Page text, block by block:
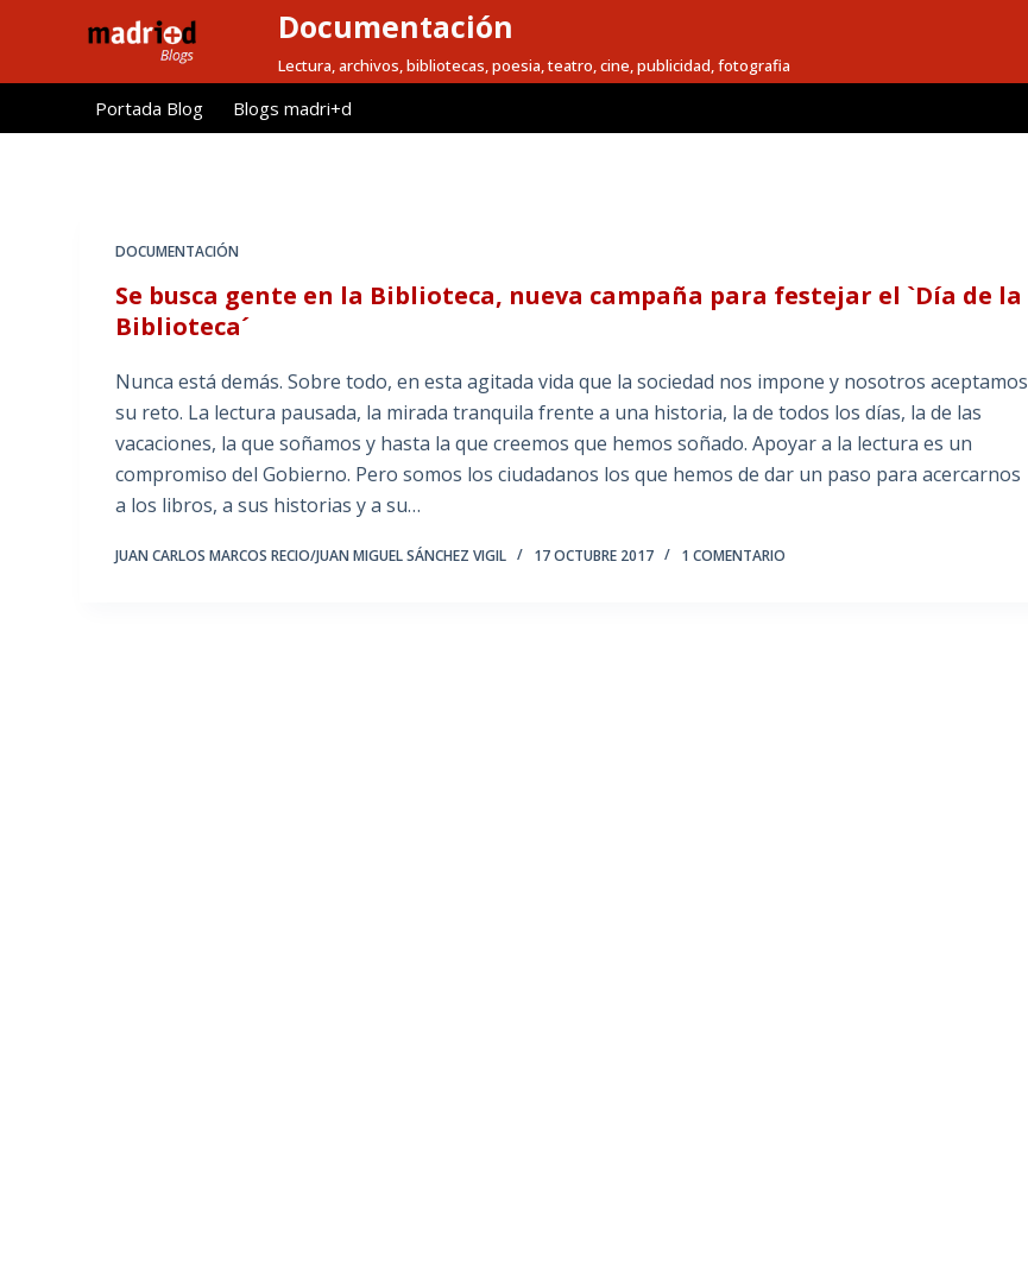
l
Documentación
Lectura, archivos, bibliotecas, poesia, teatro, cine, publicidad, fotografia
Portada Blog Blogs madri+d
DOCUMENTACIÓN
Se busca gente en la Biblioteca, nueva campaña para festejar el `Día de la
Biblioteca´
Nunca está demás. Sobre todo, en esta agitada vida que la sociedad nos impone y nosotros aceptamos
su reto. La lectura pausada, la mirada tranquila frente a una historia, la de todos los días, la de las
vacaciones, la que soñamos y hasta la que creemos que hemos soñado. Apoyar a la lectura es un
compromiso del Gobierno. Pero somos los ciudadanos los que hemos de dar un paso para acercarnos
a los libros, a sus historias y a su…
JUAN CARLOS MARCOS RECIO/JUAN MIGUEL SÁNCHEZ VIGIL 17 OCTUBRE 2017 1 COMENTARIO